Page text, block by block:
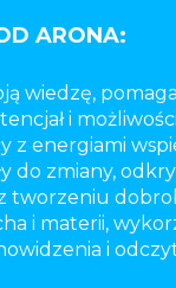
ARONA:
wiedzę,
i
z energiami
do zmiany,
tworzeniu
i materii,
i